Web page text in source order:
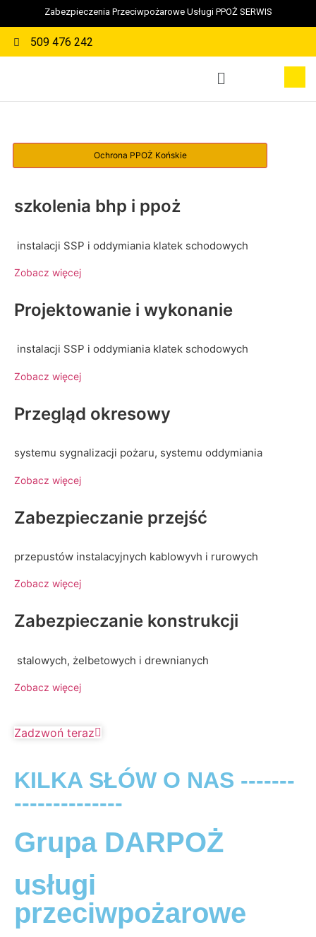
Zabezpieczenia Przeciwpożarowe Usługi PPOŻ SERWIS
509 476 242
szkolenia bhp i ppoż
instalacji SSP i oddymiania klatek schodowych
Zobacz więcej
Projektowanie i wykonanie
instalacji SSP i oddymiania klatek schodowych
Zobacz więcej
Przegląd okresowy
systemu sygnalizacji pożaru, systemu oddymiania
Zobacz więcej
Zabezpieczanie przejść
przepustów instalacyjnych kablowyvh i rurowych
Zobacz więcej
Zabezpieczanie konstrukcji
stalowych, żelbetowych i drewnianych
Zobacz więcej
Zadzwoń teraz
KILKA SŁÓW O NAS -------
--------------
Grupa DARPOŻ
usługi
przeciwpożarowe